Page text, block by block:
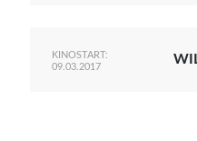
KINOSTART:
09.03.2017